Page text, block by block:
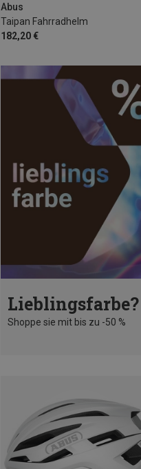
Abus
Taipan Fahrradhelm
182,20 €
57-61CM
Lieblingsfarbe?
Shoppe sie mit bis zu -50 %